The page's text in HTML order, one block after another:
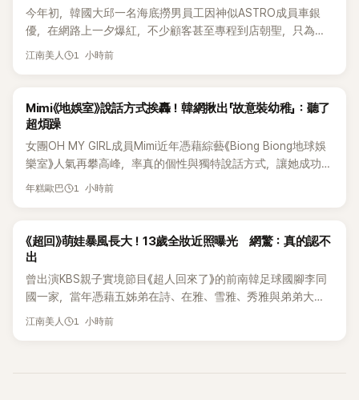
今年初，韓國大邱一名海底撈男員工因神似ASTRO成員車銀
優，在網路上一夕爆紅，不少顧客甚至專程到店朝聖，只為一
睹他的真面目。如今事隔數月，他的最新近況再度引發熱議，
江南美人 1 小時前
熱議討論
Mimi《地娛室》說話方式挨轟！韓網揪出「故意裝幼稚」：聽了
超煩躁
女團OH MY GIRL成員Mimi近年憑藉綜藝《Biong Biong地球娛
樂室》人氣再攀高峰，率真的個性與獨特說話方式，讓她成功塑
造鮮明形象。不過近日，韓國知名論壇卻出現一篇以「我真的超
年糕歐巴 1 小時前
韓星
《超回》萌娃暴風長大！13歲全妝近照曝光 網驚：真的認不
出
曾出演KBS親子實境節目《超人回來了》的前南韓足球國腳李同
國一家，當年憑藉五姊弟在詩、在雅、雪雅、秀雅與弟弟大發
（雪秀大）的可愛互動圈粉無數。隨著孩子們陸續長大，近況
江南美人 1 小時前